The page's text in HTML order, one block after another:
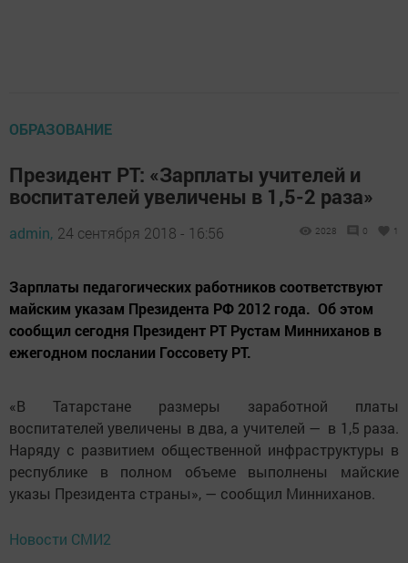
ОБРАЗОВАНИЕ
Президент РТ: «Зарплаты учителей и
воспитателей увеличены в 1,5-2 раза»
admin, 24 сентября 2018 - 16:56 2028 0 1
Зарплаты педагогических работников соответствуют
майским указам Президента РФ 2012 года. Об этом
сообщил сегодня Президент РТ Рустам Минниханов в
ежегодном послании Госсовету РТ.
«В Татарстане размеры заработной платы
воспитателей увеличены в два, а учителей — в 1,5 раза.
Наряду с развитием общественной инфраструктуры в
республике в полном объеме выполнены майские
указы Президента страны», — сообщил Минниханов.
Новости СМИ2